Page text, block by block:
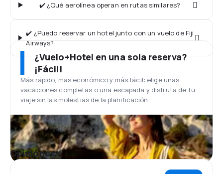
✔️ ¿Qué aerolínea operan en rutas similares?
✔️ ¿Puedo reservar un hotel junto con un vuelo de Fiji
Airways?
¿Vuelo+Hotel en una sola reserva?
¡Fácil!
Más rápido, más económico y más fácil: elige unas
vacaciones completas o una escapada y disfruta de tu
viaje sin las molestias de la planificación.
Opiniones